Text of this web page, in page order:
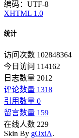
编码：UTF-8
XHTML 1.0
统计
访问次数 102848364
今日访问 114162
日志数量 2012
评论数量 1318
引用数量 0
留言数量 159
在线人数 229
Skin By gOxiA.